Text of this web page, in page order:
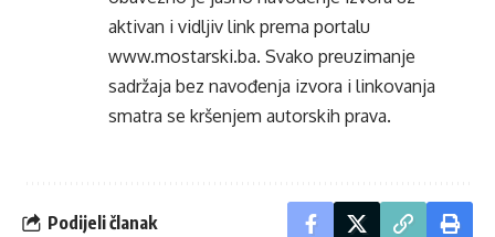
aktivan i vidljiv link prema portalu
www.mostarski.ba. Svako preuzimanje
sadržaja bez navođenja izvora i linkovanja
smatra se kršenjem autorskih prava.
Podijeli članak